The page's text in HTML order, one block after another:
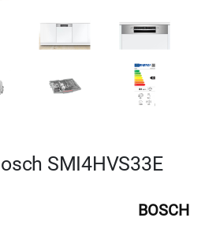
SMI4HVS33E
BOSCH